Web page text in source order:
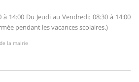
à 14:00Du Jeudi au Vendredi: 08:30 à 14:00
pendant les vacances scolaires.)
la mairie